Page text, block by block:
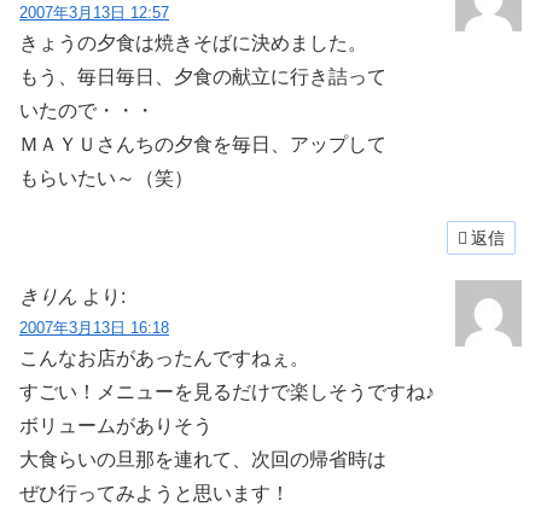
2007年3月13日 12:57
きょうの夕食は焼きそばに決めました。
もう、毎日毎日、夕食の献立に行き詰って
いたので・・・
ＭＡＹＵさんちの夕食を毎日、アップして
もらいたい～（笑）
返信
きりん より:
2007年3月13日 16:18
こんなお店があったんですねぇ。
すごい！メニューを見るだけで楽しそうですね♪
ボリュームがありそう
大食らいの旦那を連れて、次回の帰省時は
ぜひ行ってみようと思います！